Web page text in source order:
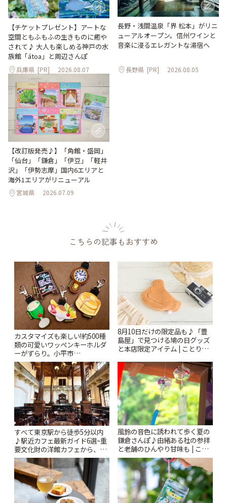
【チケットプレゼント】アートな
空間ともふもふの生きものに癒や
されて♪ 大人も楽しめる神戸の水
族館「átoa」と周辺さんぽ
兵庫県 [PR] 2026.08.07
長野・浅間温泉「界 松本」がリニ
ューアルオープン。信州ワインと
音楽に浸るエレガントな湯宿へ
長野県 [PR] 2026.08.05
【改訂版発売♪】「角館・盛岡」
「仙台」「鎌倉」「伊豆」「軽井
沢」「伊勢志摩」国内6エリアと
海外1エリアがリニューアル
宮城県 2026.07.09
こちらの記事もおすすめ
カスタマイズも楽しい!約500種
類の可愛いワッペンキーホルダ
ーがずらり。小平市
「Kimamaya T&K」 | ことりっ
ぷ
8月10日だけの限定品も♪「豊
島屋」で見つける鳩の日グッズ
と本店限定アイテム | ことりっ
すべて東京駅から徒歩5分以内
♪駅近カフェ最新ガイド6選~重
要文化財の洋館カフェから、改
札すぐのレトロ喫茶まで~ | こと
りっぷ
風鈴の音色に誘われて歩く夏の
鎌倉さんぽ♪由緒ある社の参拝
と老舗のひんやり甘味も | こと
りっぷ